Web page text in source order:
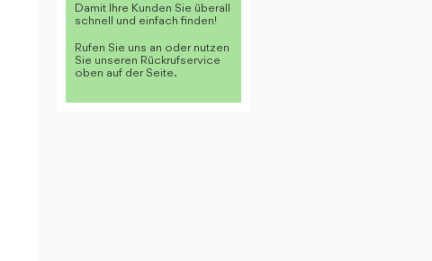
Damit Ihre Kunden Sie überall
schnell und einfach finden!
Rufen Sie uns an oder nutzen
Sie unseren Rückrufservice
oben auf der Seite.